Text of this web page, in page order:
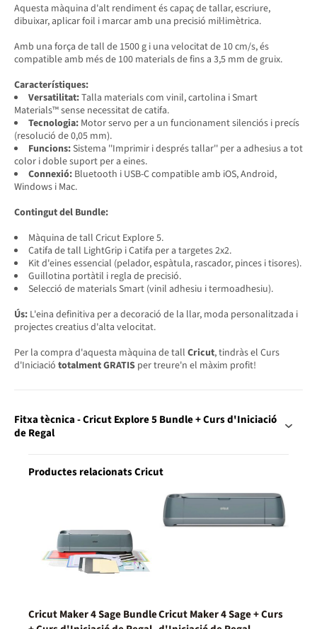
Aquesta màquina d'alt rendiment és capaç de tallar, escriure,
dibuixar, aplicar foil i marcar amb una precisió mil·limètrica.
Amb una força de tall de 1500 g i una velocitat de 10 cm/s, és
compatible amb més de 100 materials de fins a 3,5 mm de gruix.
Característiques:
Versatilitat:Talla materials com vinil, cartolina i Smart
Materials™ sense necessitat de catifa.
Tecnologia: Motor servo per a un funcionament silenciós i precís
(resolució de 0,05 mm).
Funcions:Sistema ''Imprimir i després tallar'' per a adhesius a tot
color i doble suport per a eines.
Connexió: Bluetooth i USB-C compatible amb iOS, Android,
Windows i Mac.
Contingut del Bundle:
Màquina de tall Cricut Explore 5.
Catifa de tall LightGrip i Catifa per a targetes 2x2.
Kit d'eines essencial (pelador, espàtula, rascador, pinces i tisores).
Guillotina portàtil i regla de precisió.
Selecció de materials Smart (vinil adhesiu i termoadhesiu).
Ús: L'eina definitiva per a decoració de la llar, moda personalitzada i
projectes creatius d'alta velocitat.
Per la compra d'aquesta màquina de tall Cricut, tindràs el Curs
d'Iniciació totalment GRATIS per treure'n el màxim profit!
Fitxa tècnica - Cricut Explore 5 Bundle + Curs d'Iniciació
de Regal
Productes relacionats Cricut
Cricut Maker 4 Sage BundleCricut Maker 4 Sage + Curs